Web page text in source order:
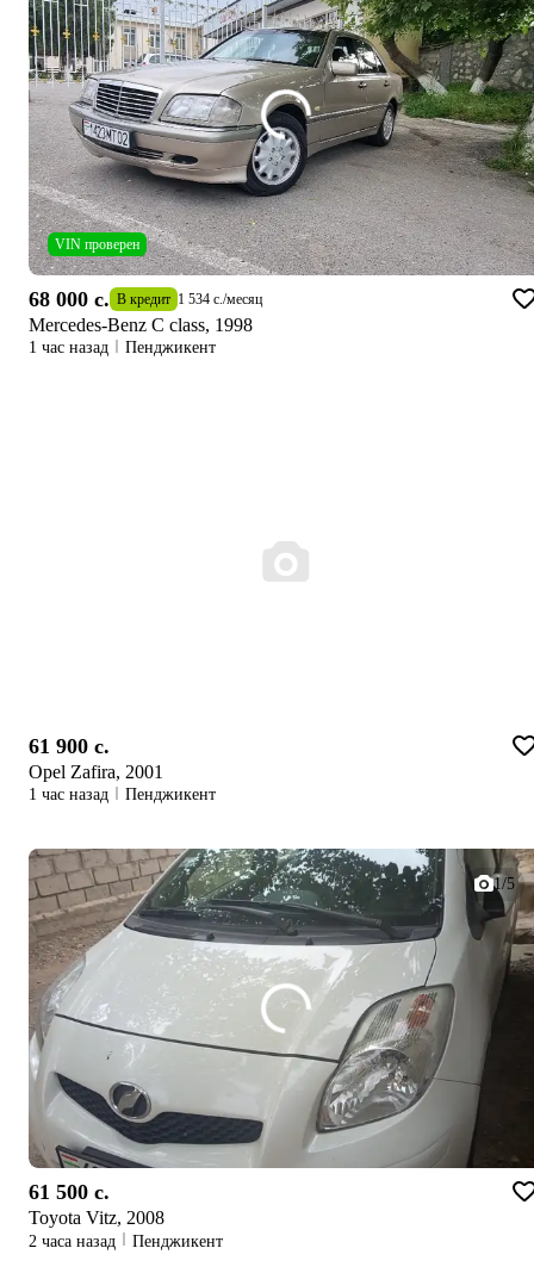
VIN проверен
68 000 c. В кредит 1 534 c. /месяц
Mercedes-Benz C class, 1998
1 час назад Пенджикент
61 900 c.
Opel Zafira, 2001
1 час назад Пенджикент
1/5
61 500 c.
Toyota Vitz, 2008
2 часа назад Пенджикент